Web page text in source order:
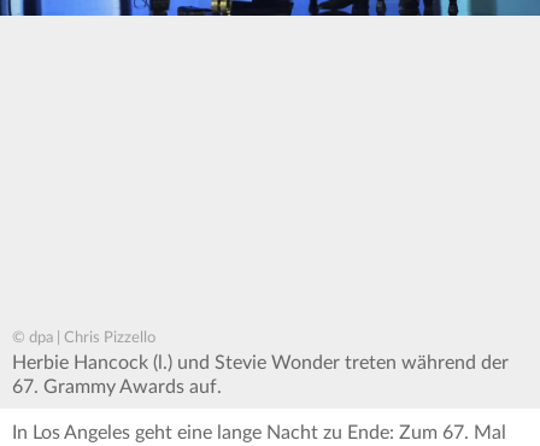
© dpa | Chris Pizzello
Herbie Hancock (l.) und Stevie Wonder treten während der
67. Grammy Awards auf.
In Los Angeles geht eine lange Nacht zu Ende: Zum 67. Mal